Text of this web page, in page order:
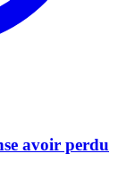
avoir perdu